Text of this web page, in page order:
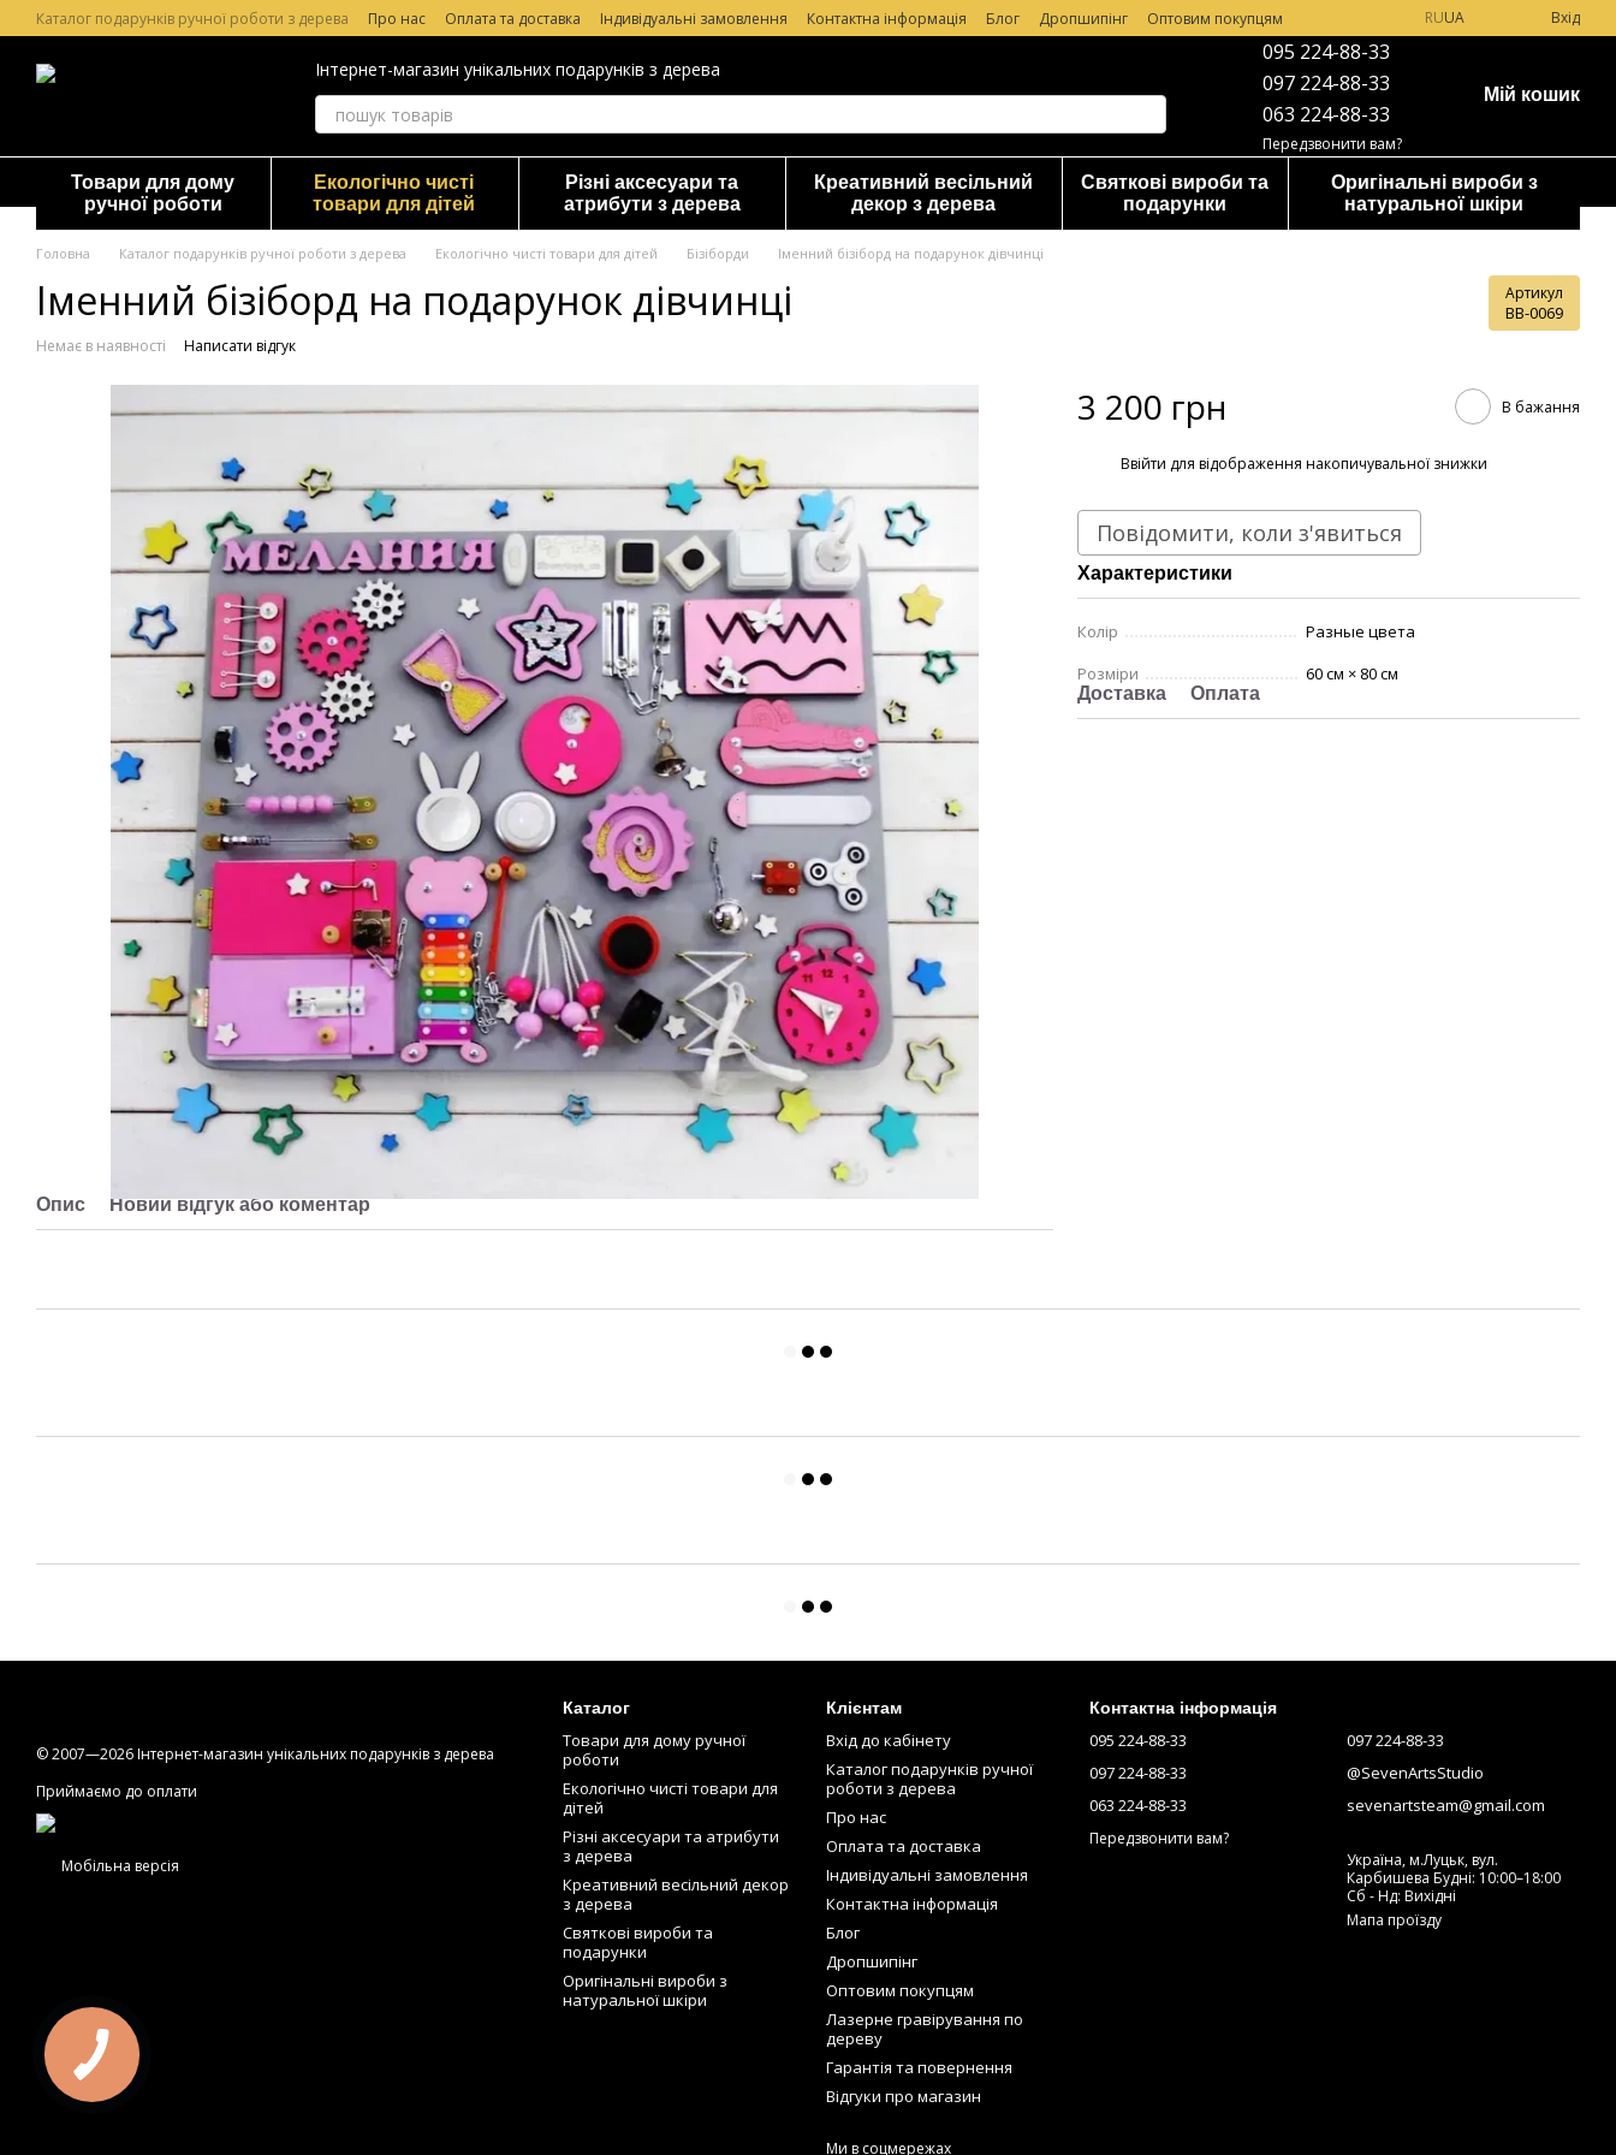
Перейти до основного контенту
Каталог подарунків ручної роботи з дерева Про нас Оплата та доставка Індивідуальні замовлення Контактна інформація Блог Дропшипінг
Оптовим покупцям
Лазерне гравірування по дереву
Гарантія та повернення Відгуки про магазин
RUUA Вхід
Інтернет-магазин унікальних подарунків з дерева
095 224-88-33
097 224-88-33
063 224-88-33
Передзвонити вам?
Мій кошик
Товари для дому
ручної роботи
Екологічно чисті
товари для дітей
Різні аксесуари та
атрибути з дерева
Креативний весільний
декор з дерева
Святкові вироби та
подарунки
Оригінальні вироби з
натуральної шкіри
Головна Каталог подарунків ручної роботи з дерева Екологічно чисті товари для дітей Бізіборди Іменний бізіборд на подарунок дівчинці
Іменний бізіборд на подарунок дівчинці Артикул
BB-0069
Немає в наявності Написати відгук
Опис Новий відгук або коментар
3 200 грн В бажання
Ввійти для відображення накопичувальної знижки
Повідомити, коли з'явиться
Характеристики
Колір
Разные цвета
Розміри
60 см × 80 см
Доставка Оплата
© 2007—2026 Інтернет-магазин унікальних подарунків з дерева
Приймаємо до оплати
Мобільна версія
Каталог
Товари для дому ручної
роботи
Екологічно чисті товари для
дітей
Різні аксесуари та атрибути
з дерева
Креативний весільний декор
з дерева
Святкові вироби та
подарунки
Оригінальні вироби з
натуральної шкіри
Клієнтам
Вхід до кабінету
Каталог подарунків ручної
роботи з дерева
Про нас
Оплата та доставка
Індивідуальні замовлення
Контактна інформація
Блог
Дропшипінг
Оптовим покупцям
Лазерне гравірування по
дереву
Гарантія та повернення
Відгуки про магазин
Ми в соцмережах
Контактна інформація
095 224-88-33
097 224-88-33
063 224-88-33
Передзвонити вам?
097 224-88-33
@SevenArtsStudio
sevenartsteam@gmail.com
Україна, м.Луцьк, вул.
Карбишева Будні: 10:00–18:00
Сб - Нд: Вихідні
Мапа проїзду